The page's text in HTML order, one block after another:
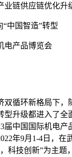
业链供应链优化升
“中国智造”转型
电产品博览会
双循环新格局下，
型升级都进入了全
届中国国际机电产
年9月1-4日，在
科技创新”为主题